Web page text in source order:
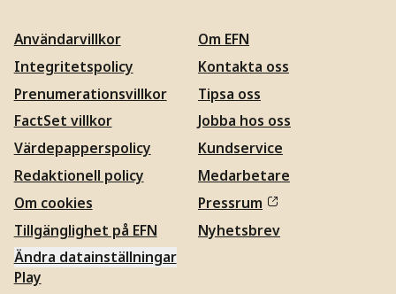
Användarvillkor
Integritetspolicy
Prenumerationsvillkor
FactSet villkor
Värdepapperspolicy
Redaktionell policy
Om cookies
Tillgänglighet på EFN
Ändra datainställningar
Om EFN
Kontakta oss
Tipsa oss
Jobba hos oss
Kundservice
Medarbetare
Pressrum
Nyhetsbrev
Play